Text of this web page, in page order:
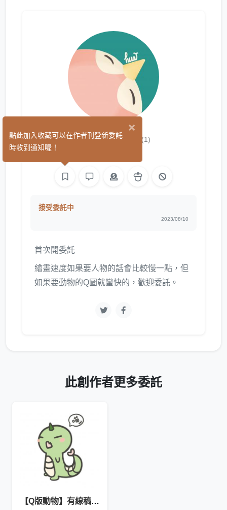
企鵝Hua (1)
接受委託中
2023/08/10
首次開委託
繪畫速度如果要人物的話會比較慢一點，但
如果要動物的Q圖就蠻快的，歡迎委託。
此創作者更多委託
【Q版動物】有線稿單隻委託
×
點此加入收藏可以在作者刊登新委託
時收到通知喔！